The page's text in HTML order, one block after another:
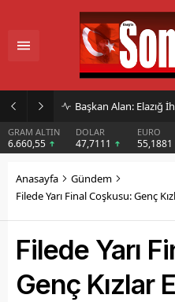
İmar Kararı
DOLAR
47,7111
EURO
55,1881
STERLİN
64,4139
Anasayfa
Gündem
Filede Yarı Final Coşkusu: Genç
Filede Yarı
Genç Kızlar